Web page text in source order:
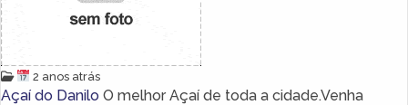
2 anos atrás
Açaí do Danilo O melhor Açaí de toda a cidade.Venha